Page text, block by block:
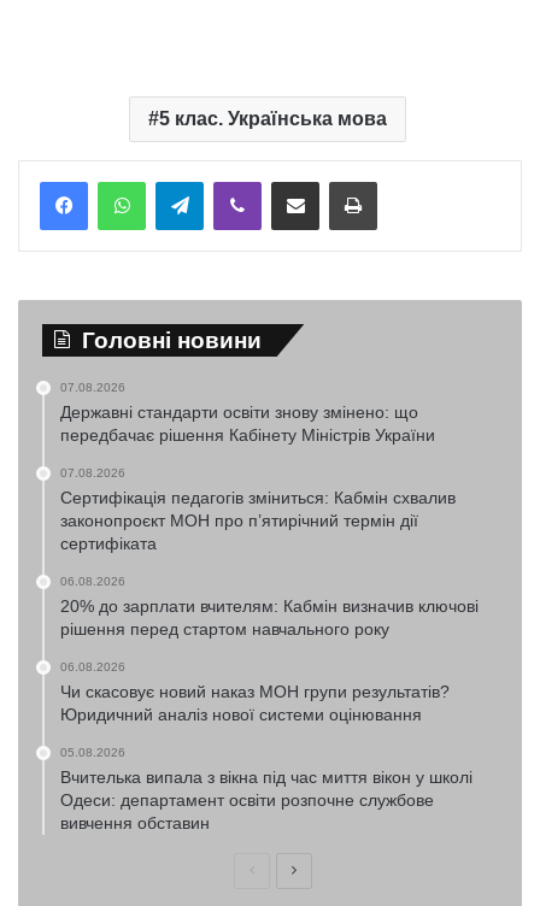
5 клас. Українська мова
TelegramViber Надіслати електронною поштоюНадрукувати
Головні новини
07.08.2026
Державні стандарти освіти знову змінено: що
передбачає рішення Кабінету Міністрів України
07.08.2026
Сертифікація педагогів зміниться: Кабмін схвалив
законопроєкт МОН про п’ятирічний термін дії
сертифіката
06.08.2026
20% до зарплати вчителям: Кабмін визначив ключові
рішення перед стартом навчального року
06.08.2026
Чи скасовує новий наказ МОН групи результатів?
Юридичний аналіз нової системи оцінювання
05.08.2026
Вчителька випала з вікна під час миття вікон у школі
Одеси: департамент освіти розпочне службове
вивчення обставин
ПопередняНаступна